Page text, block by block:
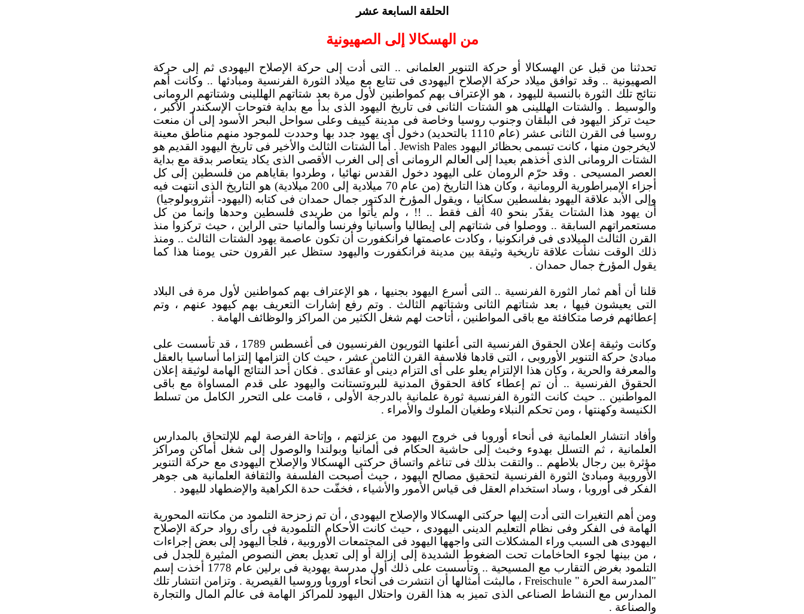
الحلقة السابعة عشر
من الهسكالا إلى الصهيونية
تحدثنا من قبل عن الهسكالا أو حركة التنوير العلمانى .. التى أدت إلى حركة الإصلاح اليهودى ثم إلى حركة
الصهيونية .. وقد توافق ميلاد حركة الإصلاح اليهودى فى تتابع مع ميلاد الثورة الفرنسية ومبادئها .. وكانت أهم
نتائج تلك الثورة بالنسبة لليهود ، هو الإعتراف بهم كمواطنين لأول مرة بعد شتاتهم الهللينى وشتاتهم الرومانى
والوسيط . والشتات الهللينى هو الشتات الثانى فى تاريخ اليهود الذى بدأ مع بداية فتوحات الإسكندر الأكبر ،
حيث تركز اليهود فى البلقان وجنوب روسيا وخاصة فى مدينة كييف وعلى سواحل البحر الأسود إلى أن منعت
روسيا فى القرن الثانى عشر (عام 1110 بالتحديد) دخول أى يهود جدد بها وحددت للموجود منهم مناطق معينة
لايخرجون منها ، كانت تسمى بحظائر اليهود Jewish Pales. أما الشتات الثالث والأخير فى تاريخ اليهود القديم هو
الشتات الرومانى الذى أخذهم بعيدا إلى العالم الرومانى أى إلى الغرب الأقصى الذى يكاد يتعاصر بدقة مع بداية
العصر المسيحى . وقد حرّم الرومان على اليهود دخول القدس نهائيا ، وطردوا بقاياهم من فلسطين إلى كل
أجزاء الإمبراطورية الرومانية ، وكان هذا التاريخ (من عام 70 ميلادية إلى 200 ميلادية) هو التاريخ الذى انتهت فيه
وإلى الأبد علاقة اليهود بفلسطين سكانيا ، ويقول المؤرخ الدكتور جمال حمدان فى كتابه (اليهود- أنثروبولوجيا)
أن يهود هذا الشتات يقدّر بنحو 40 ألف فقط .. !! ، ولم يأتوا من طريدى فلسطين وحدها وإنما من كل
مستعمراتهم السابقة .. ووصلوا فى شتاتهم إلى إيطاليا وأسبانيا وفرنسا وألمانيا حتى الراين ، حيث تركزوا منذ
القرن الثالث الميلادى فى فرانكونيا ، وكادت عاصمتها فرانكفورت أن تكون عاصمة يهود الشتات الثالث .. ومنذ
ذلك الوقت نشأت علاقة تاريخية وثيقة بين مدينة فرانكفورت واليهود ستظل عبر القرون حتى يومنا هذا كما
يقول المؤرخ جمال حمدان .
قلنا أن أهم ثمار الثورة الفرنسية .. التى أسرع اليهود بجنيها ، هو الإعتراف بهم كمواطنين لأول مرة فى البلاد
التى يعيشون فيها ، بعد شتاتهم الثانى وشتاتهم الثالث . وتم رفع إشارات التعريف بهم كيهود عنهم ، وتم
إعطائهم فرصا متكافئة مع باقى المواطنين ، أتاحت لهم شغل الكثير من المراكز والوظائف الهامة .
وكانت وثيقة إعلان الحقوق الفرنسية التى أعلنها الثوريون الفرنسيون فى أغسطس 1789 ، قد تأسست على
مبادئ حركة التنوير الأوروبى ، التى قادها فلاسفة القرن الثامن عشر ، حيث كان التزامها إلتزاما أساسيا بالعقل
والمعرفة والحرية ، وكان هذا الإلتزام يعلو على أى التزام دينى أو عقائدى . فكان أحد النتائج الهامة لوثيقة إعلان
الحقوق الفرنسية .. أن تم إعطاء كافة الحقوق المدنية للبروتستانت واليهود على قدم المساواة مع باقى
المواطنين .. حيث كانت الثورة الفرنسية ثورة علمانية بالدرجة الأولى ، قامت على التحرر الكامل من تسلط
الكنيسة وكهنتها ، ومن تحكم النبلاء وطغيان الملوك والأمراء .
وأفاد انتشار العلمانية فى أنحاء أوروبا فى خروج اليهود من عزلتهم ، وإتاحة الفرصة لهم للإلتحاق بالمدارس
العلمانية ، ثم التسلل بهدوء وخبث إلى حاشية الحكام فى ألمانيا وبولندا والوصول إلى شغل أماكن ومراكز
مؤثرة بين رجال بلاطهم .. والتقت بذلك فى تناغم واتساق حركتى الهسكالا والإصلاح اليهودى مع حركة التنوير
الأوروبية ومبادئ الثورة الفرنسية لتحقيق مصالح اليهود ، حيث أصبحت الفلسفة والثقافة العلمانية هى جوهر
الفكر فى أوروبا ، وساد استخدام العقل فى قياس الأمور والأشياء ، فخفّت حدة الكراهية والإضطهاد لليهود .
ومن أهم التغيرات التى أدت إليها حركتى الهسكالا والإصلاح اليهودى ، أن تم زحزحة التلمود من مكانته المحورية
الهامة فى الفكر وفى نظام التعليم الدينى اليهودى ، حيث كانت الأحكام التلمودية فى رأى رواد حركة الإصلاح
اليهودى هى السبب وراء المشكلات التى واجهها اليهود فى المجتمعات الأوروبية ، فلجأ اليهود إلى بعض إجراءات
، من بينها لجوء الحاخامات تحت الضغوط الشديدة إلى إزالة أو إلى تعديل بعض النصوص المثيرة للجدل فى
التلمود بغرض التقارب مع المسيحية .. وتأسست على ذلك أول مدرسة يهودية فى برلين عام 1778 أخذت إسم
"المدرسة الحرة " Freischule، مالبثت أمثالها أن انتشرت فى أنحاء أوروبا وروسيا القيصرية . وتزامن انتشار تلك
المدارس مع النشاط الصناعى الذى تميز به هذا القرن واحتلال اليهود للمراكز الهامة فى عالم المال والتجارة
والصناعة .